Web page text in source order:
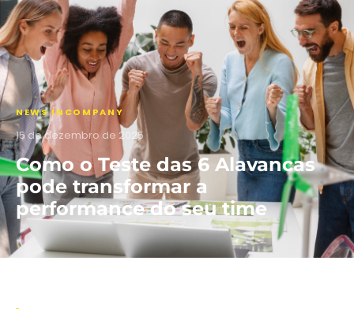
NEWS INCOMPANY
15 de dezembro de 2025
Como o Teste das 6 Alavancas
pode transformar a
performance do seu time